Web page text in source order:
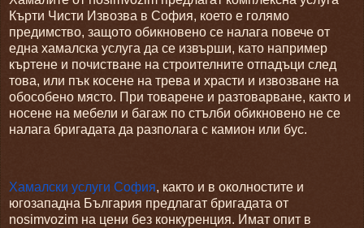
Кърти Чисти Извозва в София, което е голямо
предимство, защото обикновено се налага повече от
една хамалска услуга да се извърши, като например
къртене и почистване на строителните отпадъци след
това, или пък косене на трева и храсти и извозване на
обособено място. При товарене и разтоварване, както и
носене на мебели и багаж по стълби обикновено не се
налага бригадата да разполага с камион или бус.
Хамалски услуги София, както и в околностите и
югозападна България предлагат бригадата от
nosimvozim на цени без конкуренция. Имат опит в